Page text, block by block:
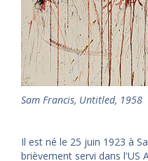
Sam Francis, Untitled, 1958
Il est né le 25 juin 1923 à
brièvement servi dans l'US